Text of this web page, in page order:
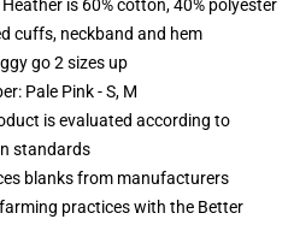
is 60% cotton, 40% polyester
cuffs, neckband and hem
go 2 sizes up
Pale Pink - S, M
is evaluated according to
standards
blanks from manufacturers
practices with the Better